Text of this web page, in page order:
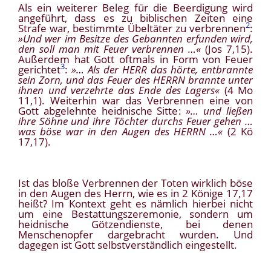
Als ein weiterer Beleg für die Beerdigung wird
angeführt, dass es zu biblischen Zeiten eine
Strafe war, bestimmte Übeltäter zu verbrennen2:
»Und wer im Besitze des Gebannten erfunden wird,
den soll man mit Feuer verbrennen …« (Jos 7,15).
Außerdem hat Gott oftmals in Form von Feuer
gerichtet3: »… Als der HERR das hörte, entbrannte
sein Zorn, und das Feuer des HERRN brannte unter
ihnen und verzehrte das Ende des Lagers« (4 Mo
11,1). Weiterhin war das Verbrennen eine von
Gott abgelehnte heidnische Sitte:»… und ließen
ihre Söhne und ihre Töchter durchs Feuer gehen …
was böse war in den Augen des HERRN …« (2 Kö
17,17).
Ist das bloße Verbrennen der Toten wirklich böse
in den Augen des Herrn, wie es in 2 Könige 17,17
heißt? Im Kontext geht es nämlich hierbei nicht
um eine Bestattungszeremonie, sondern um
heidnische Götzendienste, bei denen
Menschenopfer dargebracht wurden. Und
dagegen ist Gott selbstverständlich eingestellt.